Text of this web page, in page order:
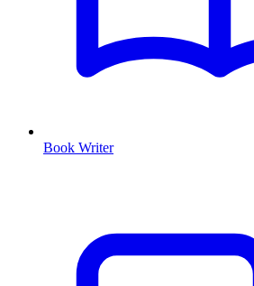
Book Writer